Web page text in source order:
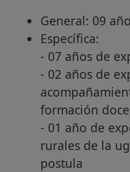
General: 09
Específica:
- 07 años de
- 02 años de
formación
- 01 año de
rurales de la
postula